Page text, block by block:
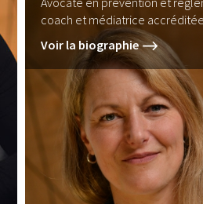
coach et médiatrice accréditée
Voir la biographie